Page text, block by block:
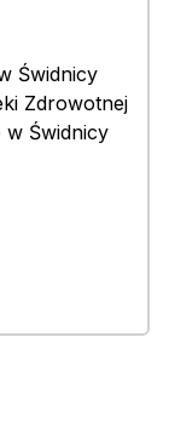
Świdnicy
Zdrowotnej
w Świdnicy